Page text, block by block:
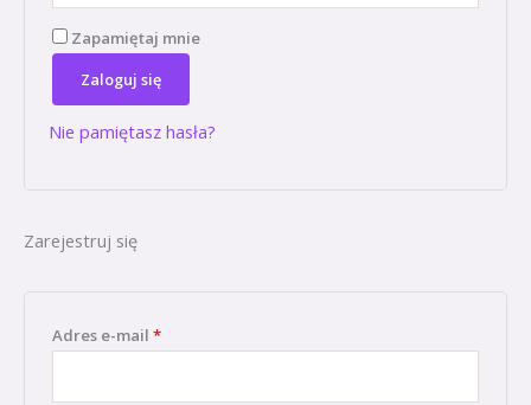
Zapamiętaj mnie
Zaloguj się
Nie pamiętasz hasła?
Zarejestruj się
Adres e-mail *